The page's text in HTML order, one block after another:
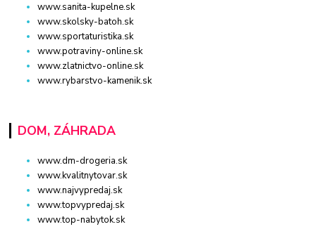
www.sanita-kupelne.sk
www.skolsky-batoh.sk
www.sportaturistika.sk
www.potraviny-online.sk
www.zlatnictvo-online.sk
www.rybarstvo-kamenik.sk
DOM, ZÁHRADA
www.dm-drogeria.sk
www.kvalitnytovar.sk
www.najvypredaj.sk
www.topvypredaj.sk
www.top-nabytok.sk